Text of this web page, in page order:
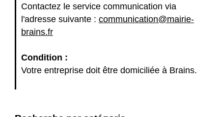
Contactez le service communication via
l'adresse suivante : communication@mairie-
brains.fr
Condition :
Votre entreprise doit être domiciliée à Brains.